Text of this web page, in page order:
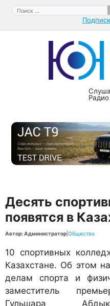
Перейти
содержимому
Поиск:
Десять
появятся в
Автор: Администратор Общество
10 спортивных
Казахстане. Об этом
делам спорта и
заместитель
Гульшара